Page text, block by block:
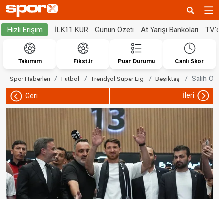
Hızlı Erişim İLK11 KUR Günün Özeti At Yarışı Bankoları
Takımım Fikstür Puan Durumu Canlı Skor
Spor Haberleri Futbol Trendyol Süper Lig Beşiktaş Salih
Geri İleri